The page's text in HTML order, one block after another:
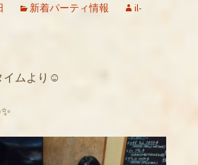
新着パーティ情報
il-
イムより☺️